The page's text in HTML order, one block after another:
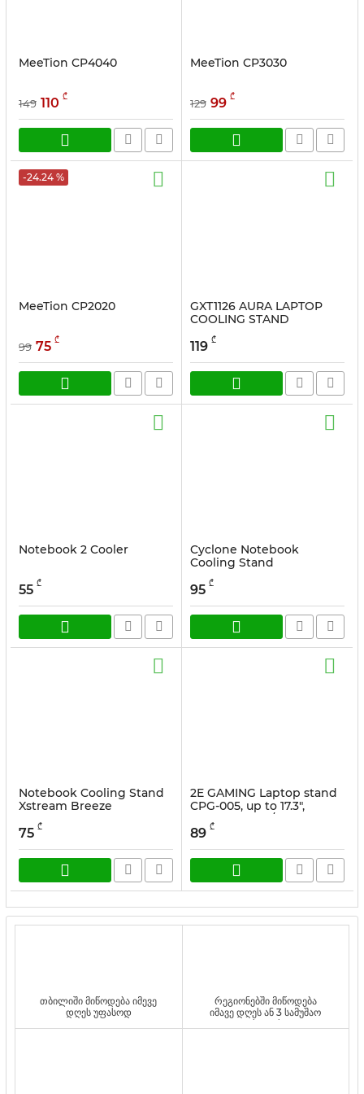
MeeTion CP4040
149 110 ₾
MeeTion CP3030
129 99 ₾
-24.24 %
MeeTion CP2020
99 75 ₾
GXT1126 AURA LAPTOP
COOLING STAND
სასაქონლო კოდი:
119 ₾
Notebook 2 Cooler
55 ₾
Cyclone Notebook
Cooling Stand
სასაქონლო კოდი:
95 ₾
Notebook Cooling Stand
Xstream Breeze
სასაქონლო კოდი:
75 ₾
2E GAMING Laptop stand
CPG-005, up to 17.3",
2xUSB-A, LCD/phone
holder, RGB, black
სასაქონლო კოდი: 2E-CPG-005
89 ₾
თბილიში მიწოდება იმევე
დღეს უფასოდ
რეგიონებში მიწოდება
იმავე დღეს ან 3 სამუშაო
დღეს უფასოდ